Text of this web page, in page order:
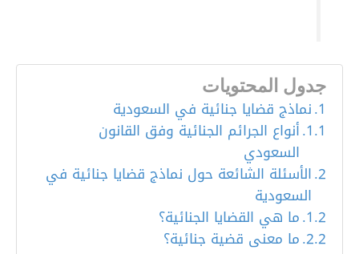
جدول المحتويات
نماذج قضايا جنائية في السعودية
أنواع الجرائم الجنائية وفق القانون
السعودي
الأسئلة الشائعة حول نماذج قضايا جنائية في
السعودية
ما هي القضايا الجنائية؟
ما معنى قضية جنائية؟